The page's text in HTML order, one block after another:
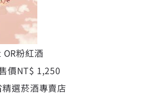
OR粉紅酒
價NT$ 1,250
選菸酒專賣店